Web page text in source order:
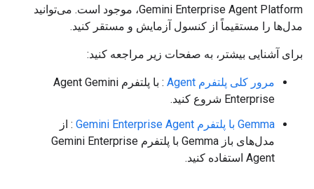
Gemini Enterprise Agent Platform، موجود است. می‌توانید
مدل‌ها را مستقیماً از کنسول آزمایش و مستقر کنید.
برای آشنایی بیشتر، به صفحات زیر مراجعه کنید:
مرور کلی پلتفرم Agent
: با پلتفرم Agent Gemini
Enterprise شروع کنید.
Gemma با پلتفرم Gemini Enterprise Agent
: از
مدل‌های باز Gemma با پلتفرم Gemini Enterprise
Agent استفاده کنید.